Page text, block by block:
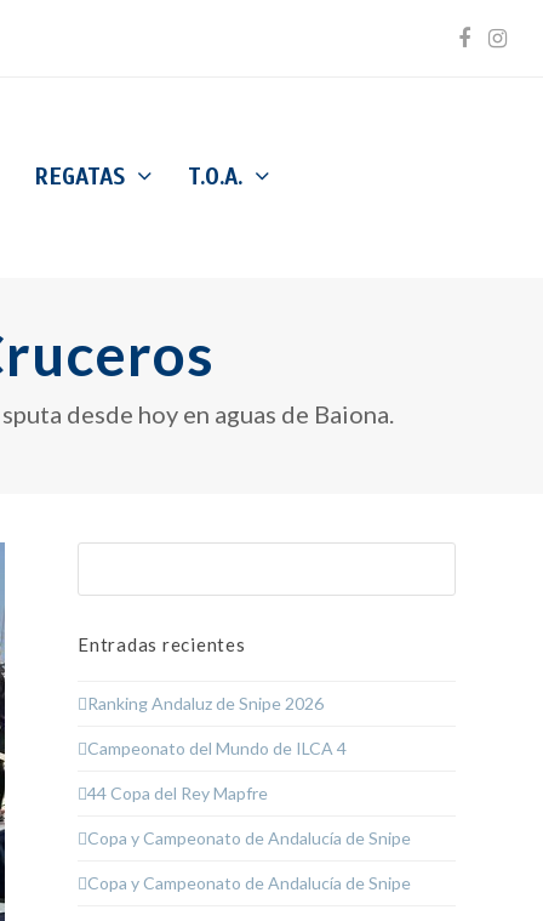
REGATAS T.O.A.
desde hoy en aguas de Baiona.
Entradas recientes
Ranking Andaluz de Snipe 2026
Campeonato del Mundo de ILCA 4
44 Copa del Rey Mapfre
Copa y Campeonato de Andalucía de Snipe
Copa y Campeonato de Andalucía de Snipe